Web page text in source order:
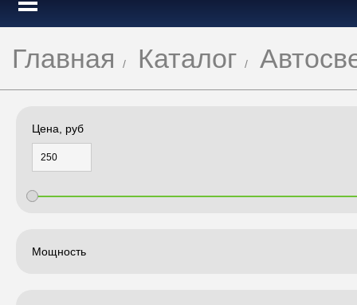
Главная Каталог
Цена, руб
Мощность